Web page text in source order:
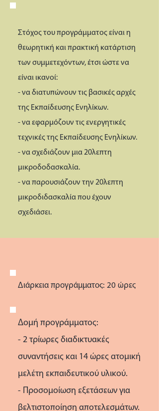
Στόχος του προγράμματος είναι η
θεωρητική και πρακτική κατάρτιση
των συμμετεχόντων, έτσι ώστε να
είναι ικανοί:
- να διατυπώνουν τις βασικές αρχές
της Εκπαίδευσης Ενηλίκων.
- να εφαρμόζουν τις ενεργητικές
τεχνικές της Εκπαίδευσης Ενηλίκων.
- να σχεδιάζουν μια 20λεπτη
μικροδοδασκαλία.
- να παρουσιάζουν την 20λεπτη
μικροδιδασκαλία που έχουν
σχεδιάσει.
Διάρκεια προγράμματος: 20 ώρες
Δομή προγράμματος:
- 2 τρίωρες διαδικτυακές
συναντήσεις και 14 ώρες ατομική
μελέτη εκπαιδευτικού υλικού.
- Προσομοίωση εξετάσεων για
βελτιστοποίηση αποτελεσμάτων.